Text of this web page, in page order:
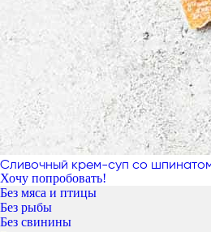
Сливочный крем-суп со
Хочу попробовать!
Без мяса и птицы
Без рыбы
Без свинины